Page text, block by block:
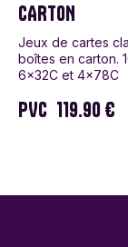
CARTON
Jeux de cartes
boîtes en carton.
6x32C et 4x78C
PVC 119.90 €